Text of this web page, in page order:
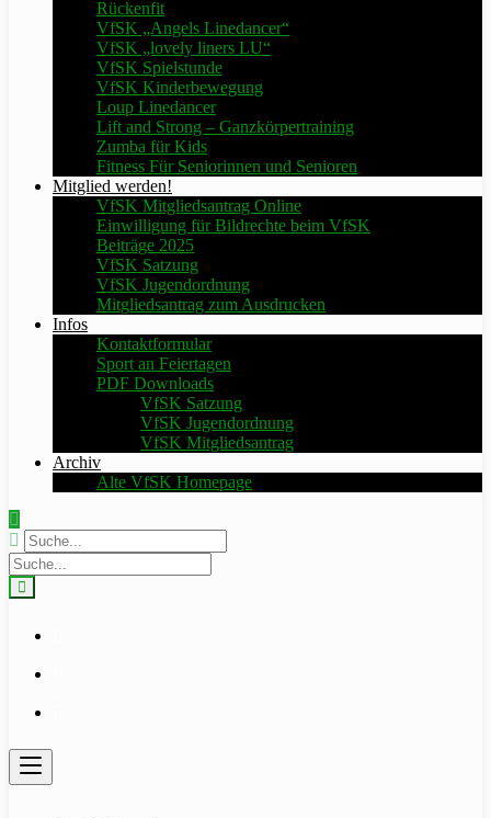
Rückenfit
VfSK „Angels Linedancer“
VfSK „lovely liners LU“
VfSK Spielstunde
VfSK Kinderbewegung
Loup Linedancer
Lift and Strong – Ganzkörpertraining
Zumba für Kids
Fitness Für Seniorinnen und Senioren
Mitglied werden!
VfSK Mitgliedsantrag Online
Einwilligung für Bildrechte beim VfSK
Beiträge 2025
VfSK Satzung
VfSK Jugendordnung
Mitgliedsantrag zum Ausdrucken
Infos
Kontaktformular
Sport an Feiertagen
PDF Downloads
VfSK Satzung
VfSK Jugendordnung
VfSK Mitgliedsantrag
Archiv
Alte VfSK Homepage